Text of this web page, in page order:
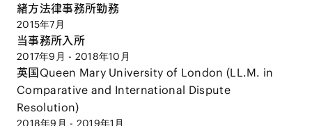
緒方法律事務所勤務
2015年7月
当事務所入所
2017年9月 - 2018年10月
英国Queen Mary University of London (LL.M. in
Comparative and International Dispute
Resolution)
2018年9月 - 2019年1月